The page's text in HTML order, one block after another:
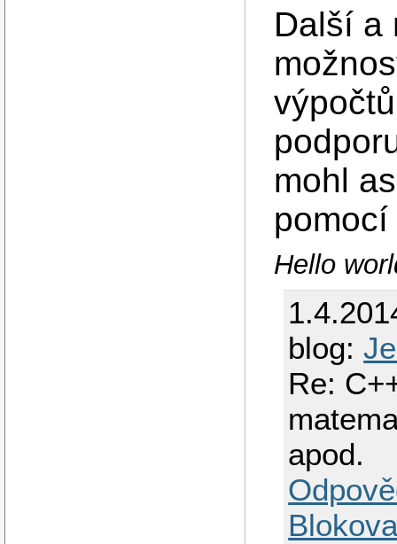
Další a
mohl
Hello
blog:
Re:
apod.